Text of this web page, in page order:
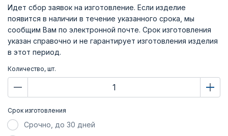
Идет сбор заявок на изготовление. Если изделие
появится в наличии в течение указанного срока, мы
сообщим Вам по электронной почте. Срок изготовления
указан справочно и не гарантирует изготовления изделия
в этот период.
Количество, шт.
Срок изготовления
Срочно, до 30 дней